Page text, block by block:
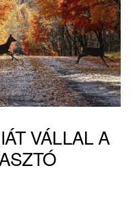
VÁLLAL A